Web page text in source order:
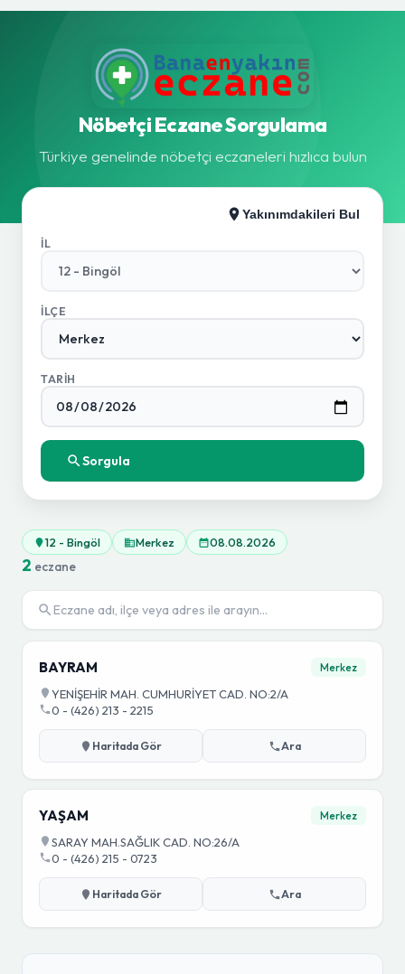
Nöbetçi Eczane Sorgulama
Türkiye genelinde nöbetçi eczaneleri hızlıca bulun
Yakınımdakileri Bul
İL
İLÇE
TARIH
Sorgula
12 - Bingöl Merkez 08.08.2026
2 eczane
BAYRAM Merkez
YENİŞEHİR MAH. CUMHURİYET CAD. NO:2/A
0 - (426) 213 - 2215
Haritada Gör Ara
YAŞAM Merkez
SARAY MAH.SAĞLIK CAD. NO:26/A
0 - (426) 215 - 0723
Haritada Gör Ara